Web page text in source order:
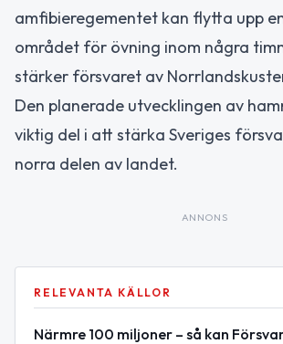
amfibieregementet kan flytta upp
området för övning inom några
stärker försvaret av
Den planerade utvecklingen av
viktig del i att stärka Sveriges
norra delen av landet.
ANNONS
RELEVANTA KÄLLOR
Närmre 100 miljoner – så kan